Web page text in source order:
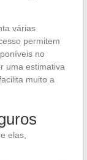
várias
permitem
no
uma estimativa
muito a
elas,